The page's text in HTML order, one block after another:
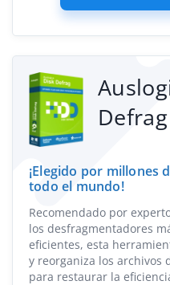
Defrag
¡Elegido por millones
todo el mundo!
Recomendado por
los desfragmentadores
eficientes, esta
y reorganiza los archivos
para restaurar la